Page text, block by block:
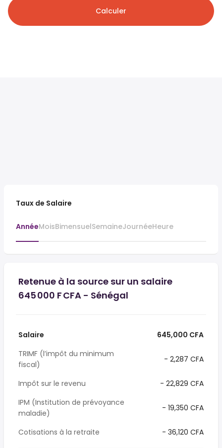
Calculer
Taux de Salaire
AnnéeMoisBimensuelSemaineJournéeHeure
Retenue à la source sur un salaire
645 000 F CFA - Sénégal
Salaire
645,000 CFA
TRIMF (l’impôt du minimum
fiscal)
- 2,287 CFA
Impôt sur le revenu
- 22,829 CFA
IPM (Institution de prévoyance
maladie)
- 19,350 CFA
Cotisations à la retraite - 36,120 CFA